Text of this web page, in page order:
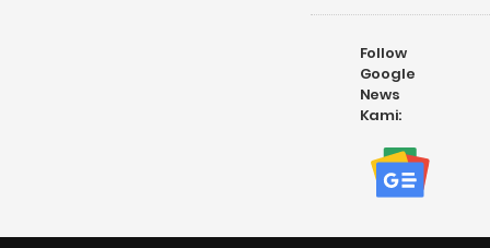
Follow
Google
News
Kami: